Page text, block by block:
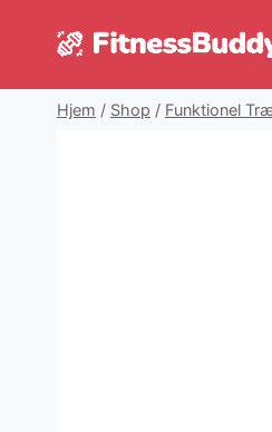
Hjem / Shop / Funktionel